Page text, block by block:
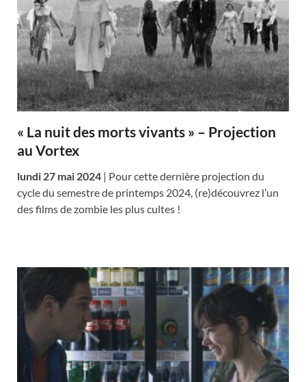
« La nuit des morts vivants » – Projection
au Vortex
lundi 27 mai 2024 | Pour cette dernière projection du
cycle du semestre de printemps 2024, (re)découvrez l’un
des films de zombie les plus cultes !